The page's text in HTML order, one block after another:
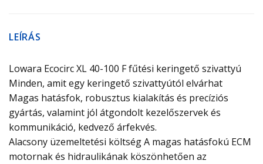
LEÍRÁS
Lowara Ecocirc XL 40-100 F fűtési keringető szivattyú
Minden, amit egy keringető szivattyútól elvárhat
Magas hatásfok, robusztus kialakítás és precíziós
gyártás, valamint jól átgondolt kezelőszervek és
kommunikáció, kedvező árfekvés.
Alacsony üzemeltetési költség A magas hatásfokú ECM
motornak és hidraulikának köszönhetően az